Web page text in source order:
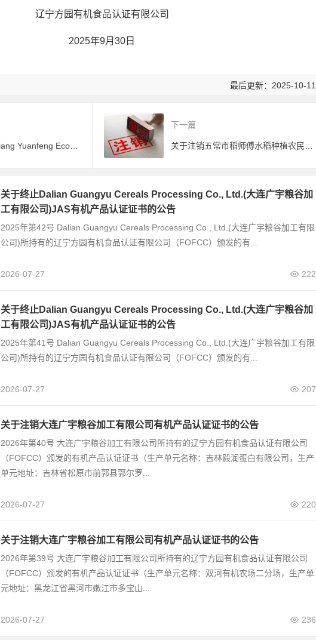
辽宁方园有机食品认证有限公司
2025年9月30日
最后更新：2025-10-11
下一篇
关于终止Dalian Guangyu Cereals Processing Co., Ltd.(大连广宇粮谷加
工有限公司)JAS有机产品认证证书的公告
2025年第42号 Dalian Guangyu Cereals Processing Co., Ltd.(大连广宇粮谷加工有限
公司)所持有的辽宁方园有机食品认证有限公司（FOFCC）颁发的有...
2026-07-27 222
关于终止Dalian Guangyu Cereals Processing Co., Ltd.(大连广宇粮谷加
工有限公司)JAS有机产品认证证书的公告
2025年第41号 Dalian Guangyu Cereals Processing Co., Ltd.(大连广宇粮谷加工有限
公司)所持有的辽宁方园有机食品认证有限公司（FOFCC）颁发的有...
2026-07-27 207
关于注销大连广宇粮谷加工有限公司有机产品认证证书的公告
2026年第40号 大连广宇粮谷加工有限公司所持有的辽宁方园有机食品认证有限公司
（FOFCC）颁发的有机产品认证证书（生产单元名称：吉林毅润蛋白有限公司，生产
单元地址：吉林省松原市前郭县郭尔罗...
2026-07-27 220
关于注销大连广宇粮谷加工有限公司有机产品认证证书的公告
2026年第39号 大连广宇粮谷加工有限公司所持有的辽宁方园有机食品认证有限公司
（FOFCC）颁发的有机产品认证证书（生产单元名称：双河有机农场二分场，生产单
元地址：黑龙江省黑河市嫩江市多宝山...
2026-07-27 236